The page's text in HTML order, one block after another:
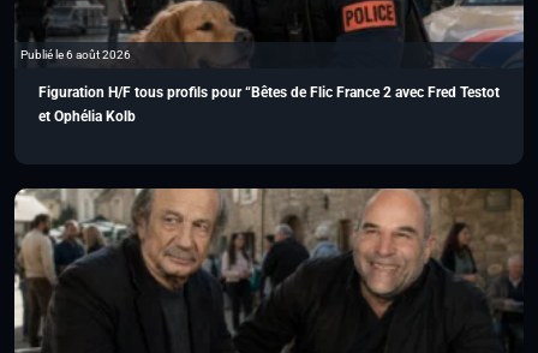
Publié le 6 août 2026
Figuration H/F tous profils pour “Bêtes de Flic France 2 avec Fred Testot
et Ophélia Kolb